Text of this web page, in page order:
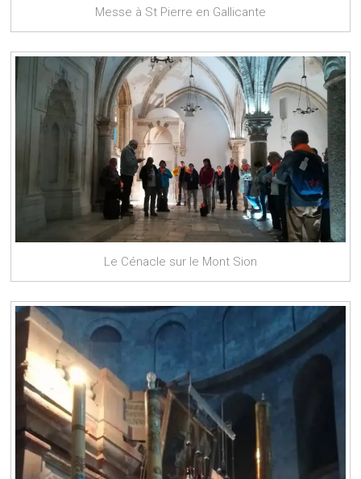
Messe à St Pierre en Gallicante
Le Cénacle sur le Mont Sion